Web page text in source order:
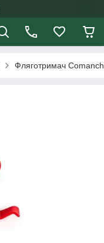
Фляготримач